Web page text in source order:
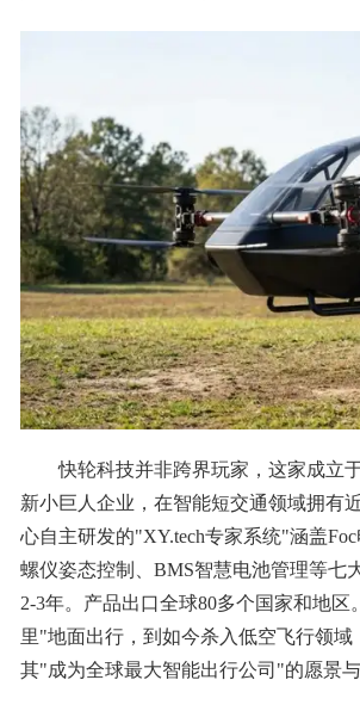
快轮科技并非跨界玩家，这家成立
新小巨人企业，在智能短交通领域拥有
心自主研发的"XY.tech专家系统"涵盖
螺仪姿态控制、BMS智慧电池管理等七
2-3年。产品出口全球80多个国家和地区
里"地面出行，到如今杀入低空飞行领域
其"成为全球最大智能出行公司"的愿景与